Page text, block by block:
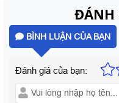
ĐÁNH
BÌNH LUẬN CỦA BẠN
Đánh giá của bạn: